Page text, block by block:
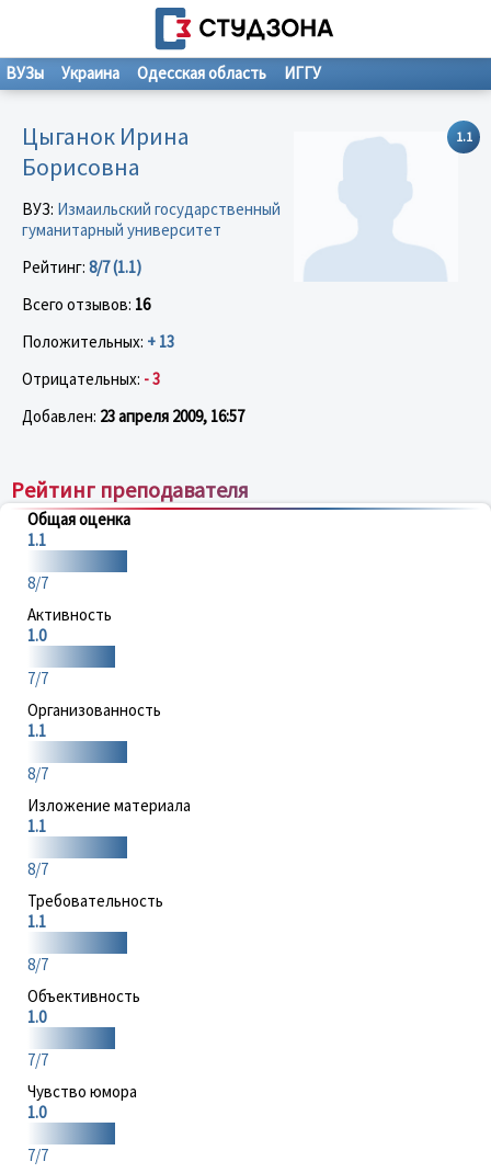
ВУЗы Украина Одесская область ИГГУ
1.1
Цыганок Ирина
Борисовна
ВУЗ: Измаильский государственный
гуманитарный университет
Рейтинг: 8/7 (1.1)
Всего отзывов: 16
Положительных: + 13
Отрицательных: - 3
Добавлен: 23 апреля 2009, 16:57
Рейтинг преподавателя
Общая оценка
1.1
8/7
Активность
1.0
7/7
Организованность
1.1
8/7
Изложение материала
1.1
8/7
Требовательность
1.1
8/7
Объективность
1.0
7/7
Чувство юмора
1.0
7/7